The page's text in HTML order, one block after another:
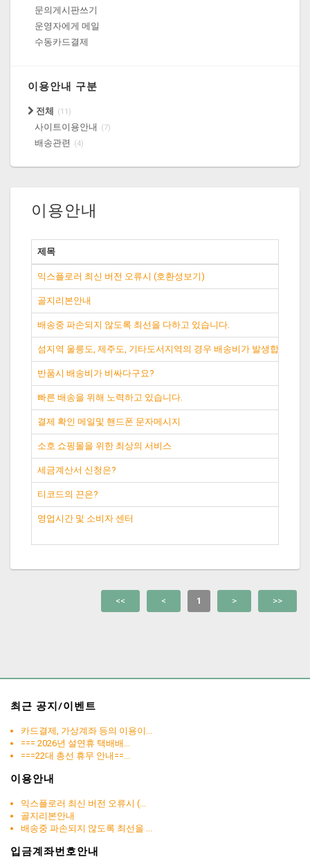
문의게시판쓰기
운영자에게 메일
수동카드결제
이용안내 구분
전체 (11)
사이트이용안내 (7)
배송관련 (4)
이용안내
제목
익스플로러 최신 버전 오류시 (호환성보기)
골지리본안내
배송중 파손되지 않도록 최선을 다하고 있습니다.
섬지역 울릉도, 제주도, 기타도서지역의 경우 배송비가 발생합니다.
반품시 배송비가 비싸다구요?
빠른 배송을 위해 노력하고 있습니다.
결제 확인 메일및 핸드폰 문자메시지
소호 쇼핑몰을 위한 최상의 서비스
세금계산서 신청은?
티코드의 끈은?
영업시간 및 소비자 센터
<< < 1 > >>
최근 공지/이벤트
카드결제, 가상계좌 등의 이용이...
=== 2026년 설연휴 택배배...
===22대 총선 휴무 안내==...
이용안내
익스플로러 최신 버전 오류시 (...
골지리본안내
배송중 파손되지 않도록 최선을 ...
입금계좌번호안내